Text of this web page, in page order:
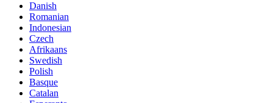
Danish
Romanian
Indonesian
Czech
Afrikaans
Swedish
Polish
Basque
Catalan